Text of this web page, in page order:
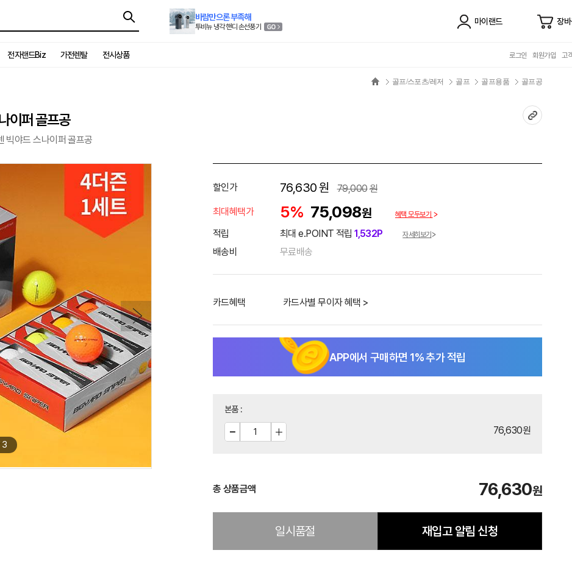
바람만으론 부족해
투비뉴 냉각 핸디 손선풍기
마이랜드 장
전자랜드Biz 가전렌탈 전시상품 로그인 회원가입 고
골프/스포츠/레저 골프 골프용품 골프공
이퍼 골프공
빅야드 스나이퍼 골프공
3
할인가 76,630원 79,000원
최대혜택가
5% 75,098원 혜택 모두보기
적립 최대 e.POINT 적립1,532P 자세히보기
배송비 무료배송
카드혜택 카드사별 무이자 혜택 >
APP에서 구매하면 1% 추가 적립
본품:
76,630원
총 상품금액 76,630원
일시품절 재입고 알림 신청